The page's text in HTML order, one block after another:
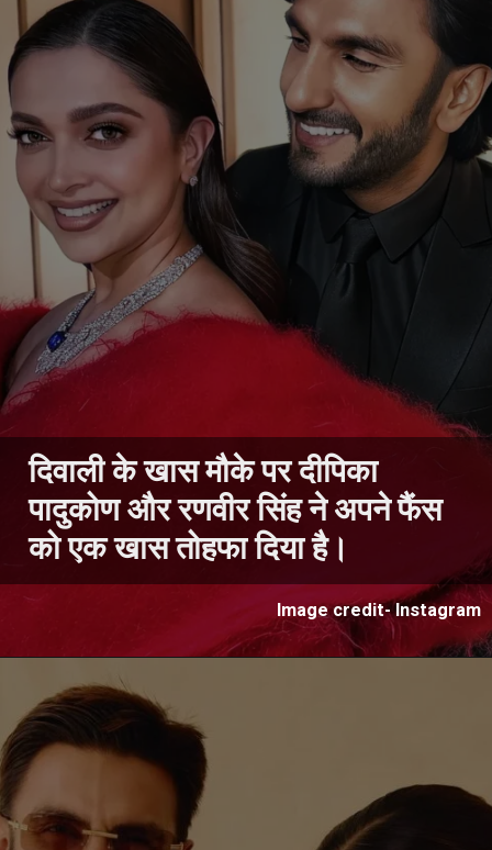
Image credit- Instagram
दिवाली के खास मौके पर दीपिका
पादुकोण और रणवीर सिंह ने अपने फैंस
को एक खास तोहफा दिया है।